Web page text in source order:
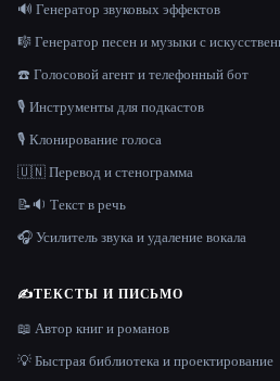
🔊 Генератор звуковых эффектов
🎼 Генератор песен и музыки с
☎️ Голосовой агент и телефонный бот
🎙️ Инструменты для подкастов
🎙️ Клонирование голоса
🇺🇳 Перевод и стенограмма
📝🔉 Текст в речь
🎧 Усилитель звука и удаление вокала
✍️ТЕКСТЫ И ПИСЬМО
📖 Автор книг и романов
💡 Быстрая библиотека и проектирование